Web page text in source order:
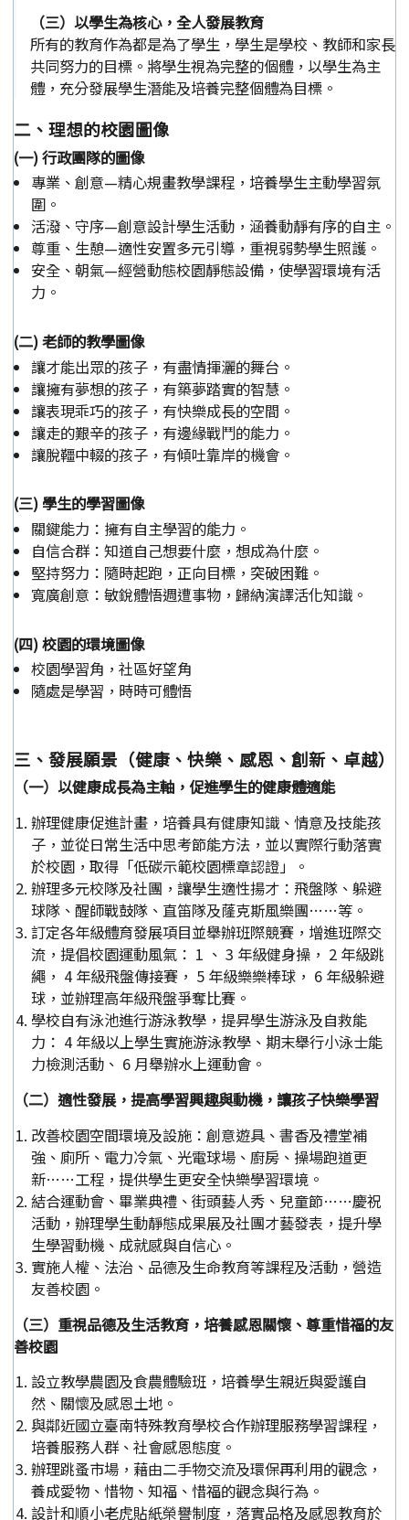
（三）以學生為核心，全人發展教育
所有的教育作為都是為了學生，學生是學校、教師和家長
共同努力的目標。將學生視為完整的個體，以學生為主
體，充分發展學生潛能及培養完整個體為目標。
二、理想的校園圖像
(一) 行政團隊的圖像
專業、創意—精心規畫教學課程，培養學生主動學習氛
圍。
活潑、守序—創意設計學生活動，涵養動靜有序的自主。
尊重、生憩—適性安置多元引導，重視弱勢學生照護。
安全、朝氣—經營動態校園靜態設備，使學習環境有活
力。
(二) 老師的教學圖像
讓才能出眾的孩子，有盡情揮灑的舞台。
讓擁有夢想的孩子，有築夢踏實的智慧。
讓表現乖巧的孩子，有快樂成長的空間。
讓走的艱辛的孩子，有邊緣戰鬥的能力。
讓脫韁中輟的孩子，有傾吐靠岸的機會。
(三) 學生的學習圖像
關鍵能力：擁有自主學習的能力。
自信合群：知道自己想要什麼，想成為什麼。
堅持努力：隨時起跑，正向目標，突破困難。
寬廣創意：敏銳體悟週遭事物，歸納演譯活化知識。
(四) 校園的環境圖像
校園學習角，社區好望角
隨處是學習，時時可體悟
三、發展願景（健康、快樂、感恩、創新、卓越）
（一）以健康成長為主軸，促進學生的健康體適能
辦理健康促進計畫，培養具有健康知識、情意及技能孩
子，並從日常生活中思考節能方法，並以實際行動落實
於校園，取得「低碳示範校園標章認證」。
辦理多元校隊及社團，讓學生適性揚才：飛盤隊、躲避
球隊、醒師戰鼓隊、直笛隊及蕯克斯風樂團……等。
訂定各年級體育發展項目並舉辦班際競賽，增進班際交
流，提倡校園運動風氣： 1 、 3 年級健身操， 2 年級跳
繩， 4 年級飛盤傳接賽， 5 年級樂樂棒球， 6 年級躲避
球，並辦理高年級飛盤爭奪比賽。
學校自有泳池進行游泳教學，提昇學生游泳及自救能
力： 4 年級以上學生實施游泳教學、期末舉行小泳士能
力檢測活動、 6 月舉辦水上運動會。
（二）適性發展，提高學習興趣與動機，讓孩子快樂學習
改善校園空間環境及設施：創意遊具、書香及禮堂補
強、廁所、電力冷氣、光電球場、廚房、操場跑道更
新……工程，提供學生更安全快樂學習環境。
結合運動會、畢業典禮、街頭藝人秀、兒童節……慶祝
活動，辦理學生動靜態成果展及社團才藝發表，提升學
生學習動機、成就感與自信心。
實施人權、法治、品德及生命教育等課程及活動，營造
友善校園。
（三）重視品德及生活教育，培養感恩關懷、尊重惜福的友
善校園
設立教學農園及食農體驗班，培養學生親近與愛護自
然、關懷及感恩土地。
與鄰近國立臺南特殊教育學校合作辦理服務學習課程，
培養服務人群、社會感恩態度。
辦理跳蚤市場，藉由二手物交流及環保再利用的觀念，
養成愛物、惜物、知福、惜福的觀念與行為。
設計和順小老虎貼紙榮譽制度，落實品格及感恩教育於